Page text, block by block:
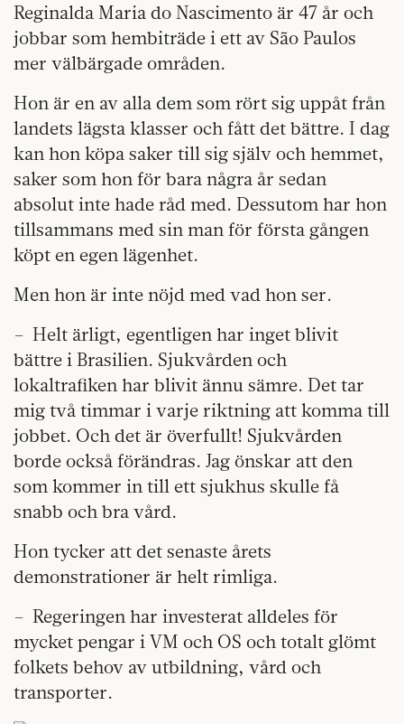
Reginalda Maria do Nascimento är 47 år och
jobbar som hembiträde i ett av São Paulos
mer välbärgade områden.
Hon är en av alla dem som rört sig uppåt från
landets lägsta klasser och fått det bättre. I dag
kan hon köpa saker till sig själv och hemmet,
saker som hon för bara några år sedan
absolut inte hade råd med. Dessutom har hon
tillsammans med sin man för första gången
köpt en egen lägenhet.
Men hon är inte nöjd med vad hon ser.
– Helt ärligt, egentligen har inget blivit
bättre i Brasilien. Sjukvården och
lokaltrafiken har blivit ännu sämre. Det tar
mig två timmar i varje riktning att komma till
jobbet. Och det är överfullt! Sjukvården
borde också förändras. Jag önskar att den
som kommer in till ett sjukhus skulle få
snabb och bra vård.
Hon tycker att det senaste årets
demonstrationer är helt rimliga.
– Regeringen har investerat alldeles för
mycket pengar i VM och OS och totalt glömt
folkets behov av utbildning, vård och
transporter.